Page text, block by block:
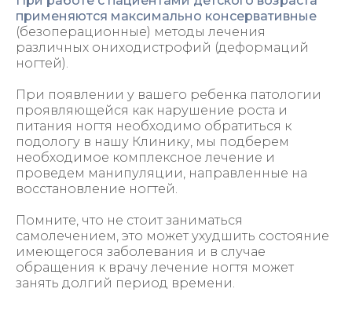
применяются максимально консервативные
(безоперационные) методы лечения
различных ониходистрофий (деформаций
ногтей).
При появлении у вашего ребенка патологии
проявляющейся как нарушение роста и
питания ногтя необходимо обратиться к
подологу в нашу Клинику, мы подберем
необходимое комплексное лечение и
проведем манипуляции, направленные на
восстановление ногтей.
Помните, что не стоит заниматься
самолечением, это может ухудшить состояние
имеющегося заболевания и в случае
обращения к врачу лечение ногтя может
занять долгий период времени.